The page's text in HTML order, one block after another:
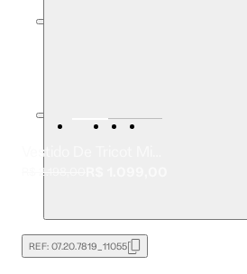
R$ 2.198,00
REF: 07.20.7819_11055